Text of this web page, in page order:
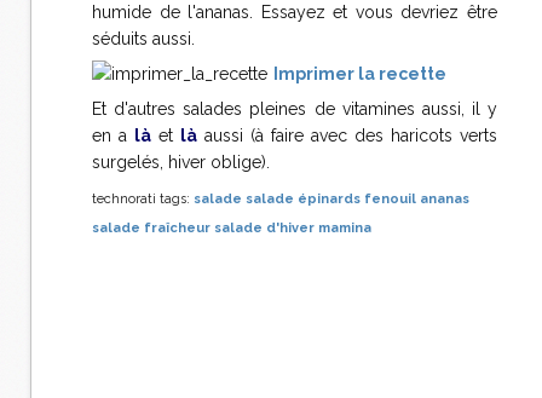
humide de l'ananas. Essayez et vous devriez être
séduits aussi.
Imprimer la recette
Et d'autres salades pleines de vitamines aussi, il y
en a là et là aussi (à faire avec des haricots verts
surgelés, hiver oblige).
technorati tags: salade salade épinards fenouil ananas
salade fraîcheur salade d'hiver mamina